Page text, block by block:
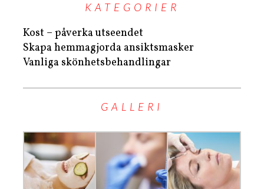
KATEGORIER
Kost – påverka utseendet
Skapa hemmagjorda ansiktsmasker
Vanliga skönhetsbehandlingar
GALLERI